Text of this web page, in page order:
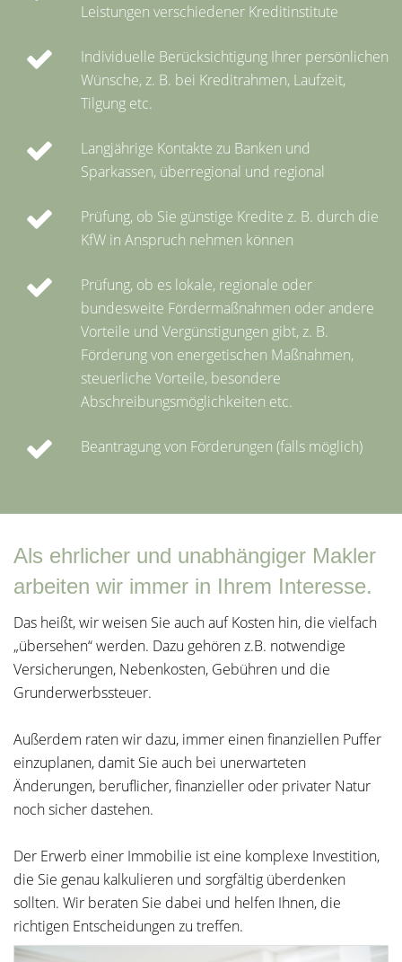
Leistungen verschiedener Kreditinstitute
Individuelle Berücksichtigung Ihrer persönlichen
Wünsche, z. B. bei Kreditrahmen, Laufzeit,
Tilgung etc.
Langjährige Kontakte zu Banken und
Sparkassen, überregional und regional
Prüfung, ob Sie günstige Kredite z. B. durch die
KfW in Anspruch nehmen können
Prüfung, ob es lokale, regionale oder
bundesweite Fördermaßnahmen oder andere
Vorteile und Vergünstigungen gibt, z. B.
Förderung von energetischen Maßnahmen,
steuerliche Vorteile, besondere
Abschreibungsmöglichkeiten etc.
Beantragung von Förderungen (falls möglich)
Als ehrlicher und unabhängiger Makler
arbeiten wir immer in Ihrem Interesse.
Das heißt, wir weisen Sie auch auf Kosten hin, die vielfach
„übersehen“ werden. Dazu gehören z.B. notwendige
Versicherungen, Nebenkosten, Gebühren und die
Grunderwerbssteuer.
Außerdem raten wir dazu, immer einen finanziellen Puffer
einzuplanen, damit Sie auch bei unerwarteten
Änderungen, beruflicher, finanzieller oder privater Natur
noch sicher dastehen.
Der Erwerb einer Immobilie ist eine komplexe Investition,
die Sie genau kalkulieren und sorgfältig überdenken
sollten. Wir beraten Sie dabei und helfen Ihnen, die
richtigen Entscheidungen zu treffen.